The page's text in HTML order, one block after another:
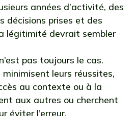
années d’activité, des
décisions prises et des
légitimité devrait sembler
pas toujours le cas.
leurs réussites,
au contexte ou à la
aux autres ou cherchent
éviter l’erreur.